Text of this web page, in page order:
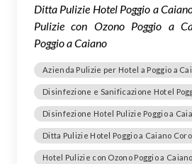
Ditta Pulizie Hotel Poggio a
Pulizie con Ozono Poggio a
Poggio a Caiano
Azienda Pulizie per Hotel a Poggio a
Disinfezione e Sanificazione Hotel
Disinfezione Hotel Pulizie Poggio a
Ditta Pulizie Hotel Poggio a Caiano
Hotel Pulizie con Ozono Poggio a Caiano